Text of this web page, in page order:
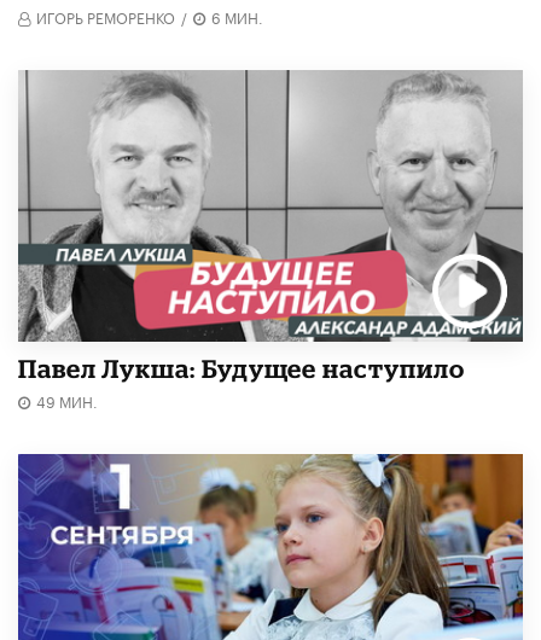
ИГОРЬ РЕМОРЕНКО / 6 МИН.
Павел Лукша: Будущее наступило
49 МИН.